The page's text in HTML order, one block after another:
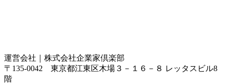
運営会社｜ 株式会社企業家倶楽部
〒135-0042 東京都江東区木場３－１６－８ レッタスビル8
階